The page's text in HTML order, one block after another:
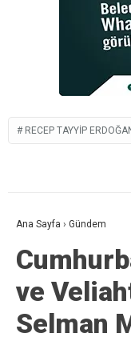
RECEP TAYYIP
Ana Sayfa › Gündem
ve
Selman